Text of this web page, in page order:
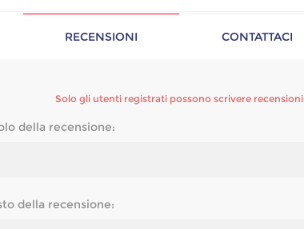
RECENSIONI CONTATTACI
Solo gli utenti registrati possono scrivere recensioni
della recensione:
della recensione: